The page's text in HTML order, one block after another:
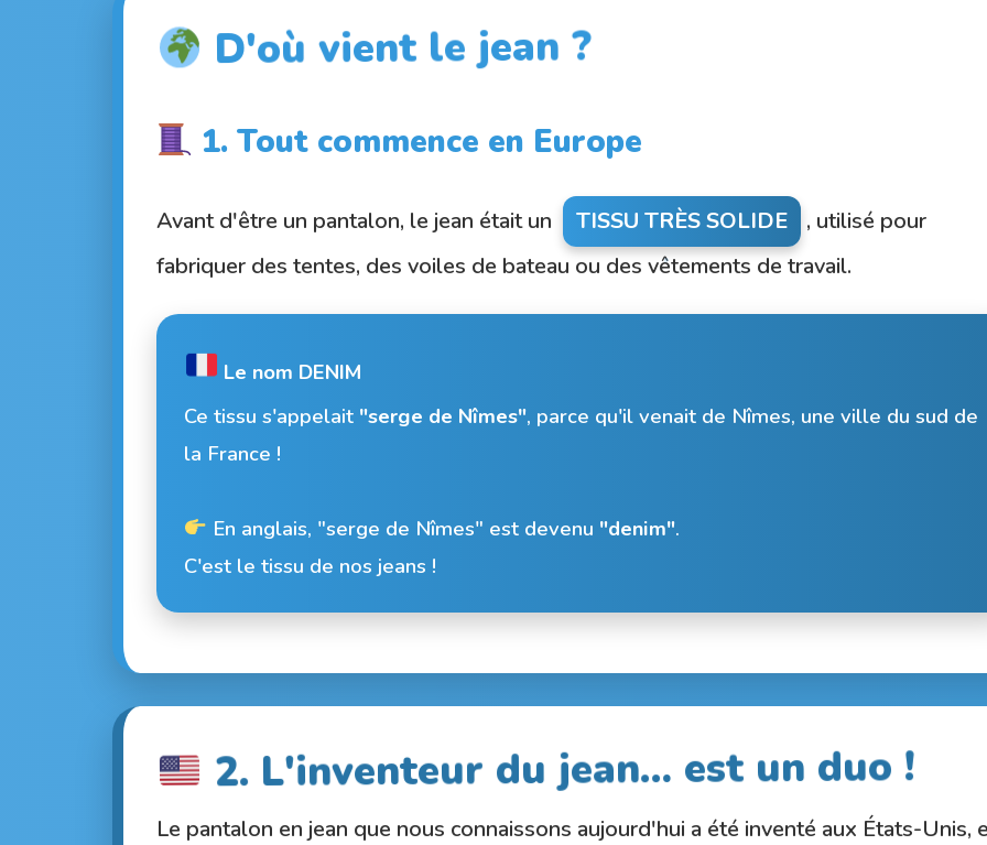
D'où vient le jean ?
1. Tout commence en Europe
Avant d'être un pantalon, le jean était un TISSU TRÈS SOLIDE
, utilisé pour
fabriquer des tentes, des voiles de bateau ou des vêtements de travail.
Le nom DENIM
Ce tissu s'appelait "serge de Nîmes", parce qu'il venait de Nîmes, une ville du sud de
la France !
En anglais, "serge de Nîmes" est devenu "denim".
C'est le tissu de nos jeans !
2. L'inventeur du jean… est un duo !
Le pantalon en jean que nous connaissons aujourd'hui a été inventé aux États-Unis,